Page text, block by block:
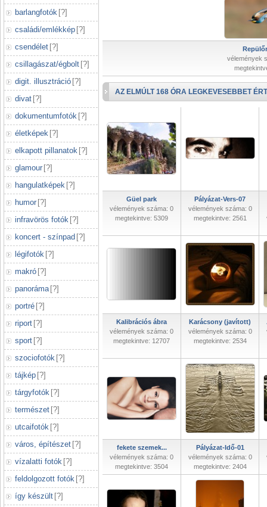
barlangfotók [?]
családi/emlékkép [?]
csendélet [?]
csillagászat/égbolt [?]
digit. illusztráció [?]
divat [?]
dokumentumfotók [?]
életképek [?]
elkapott pillanatok [?]
glamour [?]
hangulatképek [?]
humor [?]
infravörös fotók [?]
koncert - színpad [?]
légifotók [?]
makró [?]
panoráma [?]
portré [?]
riport [?]
sport [?]
szociofotók [?]
tájkép [?]
tárgyfotók [?]
természet [?]
utcaifotók [?]
város, építészet [?]
vízalatti fotók [?]
feldolgozott fotók [?]
így készült [?]
vélemények
AZ ELMÚLT 168 ÓRA LEGKEVESEBBET
Güel park
vélemények száma: 0
megtekintve: 5309
Pályázat-Vers-07
vélemények száma: 0
megtekintve: 2561
Kalibrációs ábra
vélemények száma: 0
megtekintve: 12707
Karácsony (javított)
vélemények száma: 0
megtekintve: 2534
fekete szemek...
vélemények száma: 0
megtekintve: 3504
Pályázat-Idő-01
vélemények száma: 0
megtekintve: 2404